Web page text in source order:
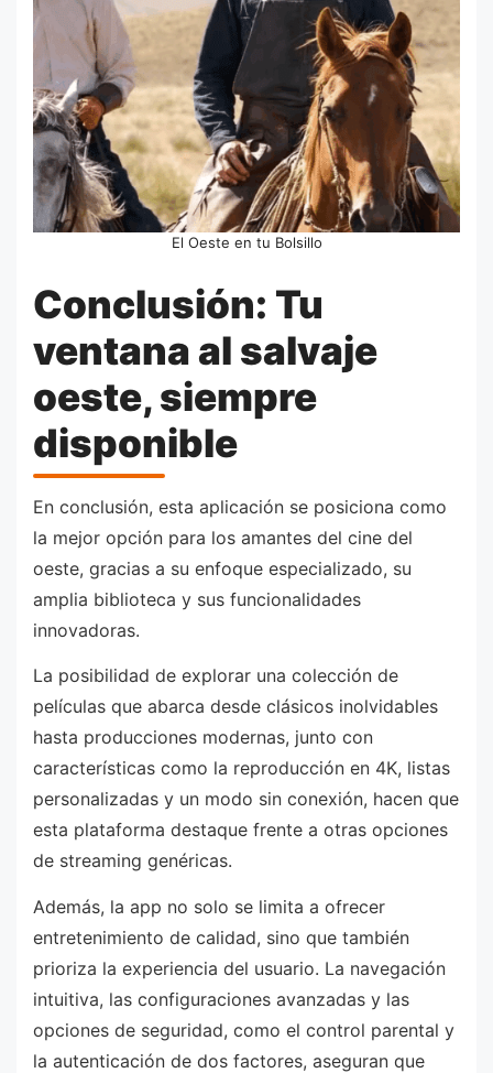
El Oeste en tu Bolsillo
Conclusión: Tu
ventana al salvaje
oeste, siempre
disponible
En conclusión, esta aplicación se posiciona como
la mejor opción para los amantes del cine del
oeste, gracias a su enfoque especializado, su
amplia biblioteca y sus funcionalidades
innovadoras.
La posibilidad de explorar una colección de
películas que abarca desde clásicos inolvidables
hasta producciones modernas, junto con
características como la reproducción en 4K, listas
personalizadas y un modo sin conexión, hacen que
esta plataforma destaque frente a otras opciones
de streaming genéricas.
Además, la app no solo se limita a ofrecer
entretenimiento de calidad, sino que también
prioriza la experiencia del usuario. La navegación
intuitiva, las configuraciones avanzadas y las
opciones de seguridad, como el control parental y
la autenticación de dos factores, aseguran que